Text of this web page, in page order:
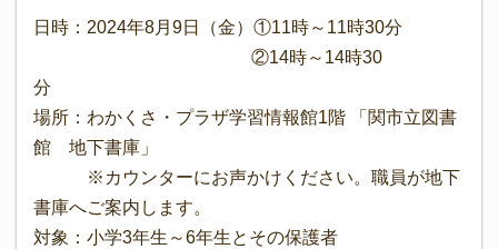
日時：2024年8月9日（金）①11時～11時30分
②14時～14時30
分
場所：わかくさ・プラザ学習情報館1階 「関市立図書
館 地下書庫」
※カウンターにお声かけください。職員が地下
書庫へご案内します。
対象：小学3年生～6年生とその保護者